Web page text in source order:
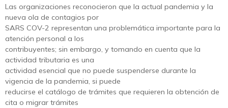
Las organizaciones reconocieron que la actual pandemia y la
nueva ola de contagios por
SARS COV-2 representan una problemática importante para la
atención personal a los
contribuyentes; sin embargo, y tomando en cuenta que la
actividad tributaria es una
actividad esencial que no puede suspenderse durante la
vigencia de la pandemia, si puede
reducirse el catálogo de trámites que requieren la obtención de
cita o migrar trámites